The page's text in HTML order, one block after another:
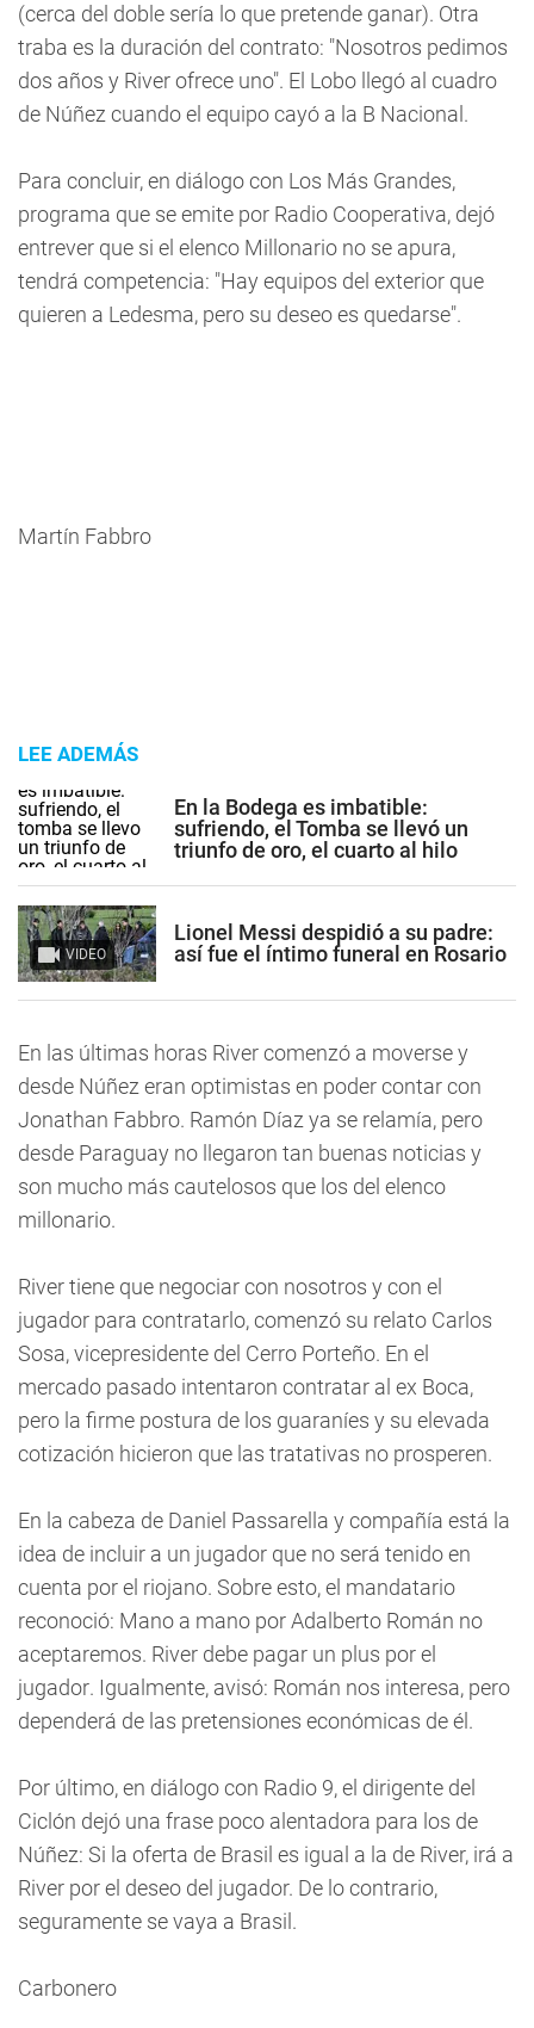
(cerca del doble sería lo que pretende ganar). Otra
traba es la duración del contrato: "Nosotros pedimos
dos años y River ofrece uno". El Lobo llegó al cuadro
de Núñez cuando el equipo cayó a la B Nacional.
Para concluir, en diálogo con Los Más Grandes,
programa que se emite por Radio Cooperativa, dejó
entrever que si el elenco Millonario no se apura,
tendrá competencia: "Hay equipos del exterior que
quieren a Ledesma, pero su deseo es quedarse".
Martín Fabbro
LEE ADEMÁS
En la Bodega es imbatible:
sufriendo, el Tomba se llevó un
triunfo de oro, el cuarto al hilo
VIDEO
Lionel Messi despidió a su padre:
así fue el íntimo funeral en Rosario
En las últimas horas River comenzó a moverse y
desde Núñez eran optimistas en poder contar con
Jonathan Fabbro. Ramón Díaz ya se relamía, pero
desde Paraguay no llegaron tan buenas noticias y
son mucho más cautelosos que los del elenco
millonario.
River tiene que negociar con nosotros y con el
jugador para contratarlo, comenzó su relato Carlos
Sosa, vicepresidente del Cerro Porteño. En el
mercado pasado intentaron contratar al ex Boca,
pero la firme postura de los guaraníes y su elevada
cotización hicieron que las tratativas no prosperen.
En la cabeza de Daniel Passarella y compañía está la
idea de incluir a un jugador que no será tenido en
cuenta por el riojano. Sobre esto, el mandatario
reconoció: Mano a mano por Adalberto Román no
aceptaremos. River debe pagar un plus por el
jugador. Igualmente, avisó: Román nos interesa, pero
dependerá de las pretensiones económicas de él.
Por último, en diálogo con Radio 9, el dirigente del
Ciclón dejó una frase poco alentadora para los de
Núñez: Si la oferta de Brasil es igual a la de River, irá a
River por el deseo del jugador. De lo contrario,
seguramente se vaya a Brasil.
Carbonero